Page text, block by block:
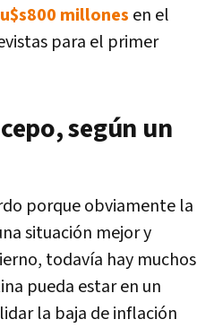
millones en el
para el primer
según un
porque obviamente la
situación mejor y
todavía hay muchos
pueda estar en un
la baja de inflación